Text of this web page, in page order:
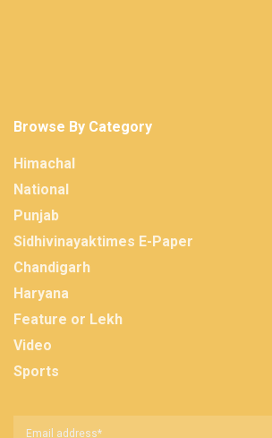
Browse By Category
Himachal
National
Punjab
Sidhivinayaktimes E-Paper
Chandigarh
Haryana
Feature or Lekh
Video
Sports